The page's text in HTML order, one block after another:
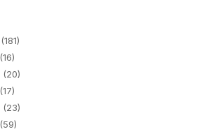
(181)
(16)
(20)
(17)
(23)
(59)